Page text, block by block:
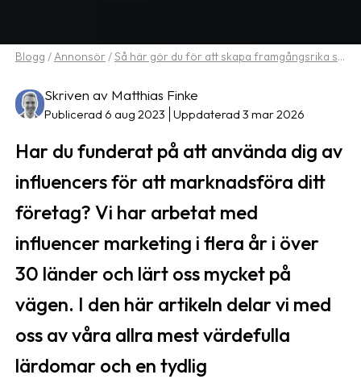
Blogg /Annonsör /Så här gör du för att skapa framgångsrika samarbeten med influencers
Skriven av Matthias Finke
Publicerad 6 aug 2023 Uppdaterad 3 mar 2026
Har du funderat på att använda dig av
influencers för att marknadsföra ditt
företag? Vi har arbetat med
influencer marketing i flera år i över
30 länder och lärt oss mycket på
vägen. I den här artikeln delar vi med
oss av våra allra mest värdefulla
lärdomar och en tydlig